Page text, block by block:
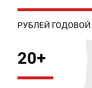
РУБЛЕЙ
20+